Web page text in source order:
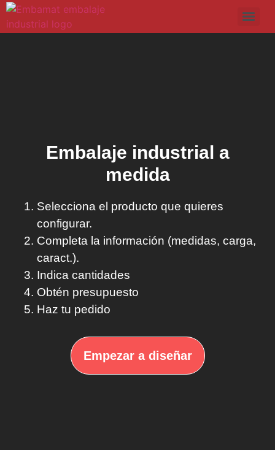
Embalaje industrial a
medida
Selecciona el producto que quieres
configurar.
Completa la información (medidas, carga,
caract.).
Indica cantidades
Obtén presupuesto
Haz tu pedido
Empezar a diseñar